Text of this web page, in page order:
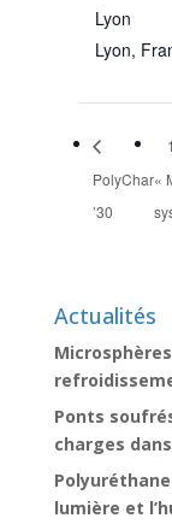
Lyon
Lyon,
PolyChar
’30
«
Actualités
Ponts
charges
lumière et